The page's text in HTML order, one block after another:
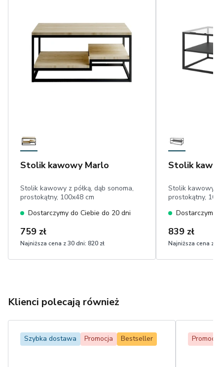
Stolik kawowy Marlo
Stolik kawowy z półką, dąb sonoma,
prostokątny, 100x48 cm
Dostarczymy do Ciebie do 20 dni
759 zł
Najniższa cena z 30 dni: 820 zł
Stolik
Stolik kawowy z
prostokątny,
Dostarczymy
839 zł
Najniższa cena z
Klienci polecają również
Szybka dostawa Promocja Bestseller Promocja